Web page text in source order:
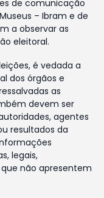
de comunicação
– Ibram e de
a observar as
eleitoral.
é vedada a
dos órgãos e
as
devem ser
agentes
resultados da
legais,
não apresentem